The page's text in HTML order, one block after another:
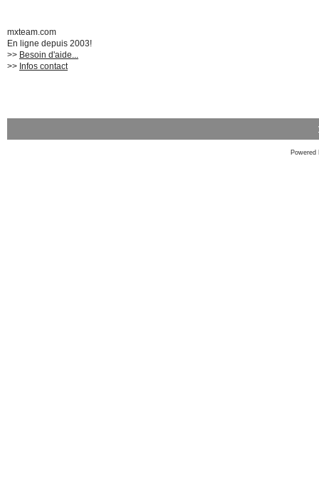
mxteam.com
En ligne depuis 2003!
>> Besoin d'aide...
>> Infos contact